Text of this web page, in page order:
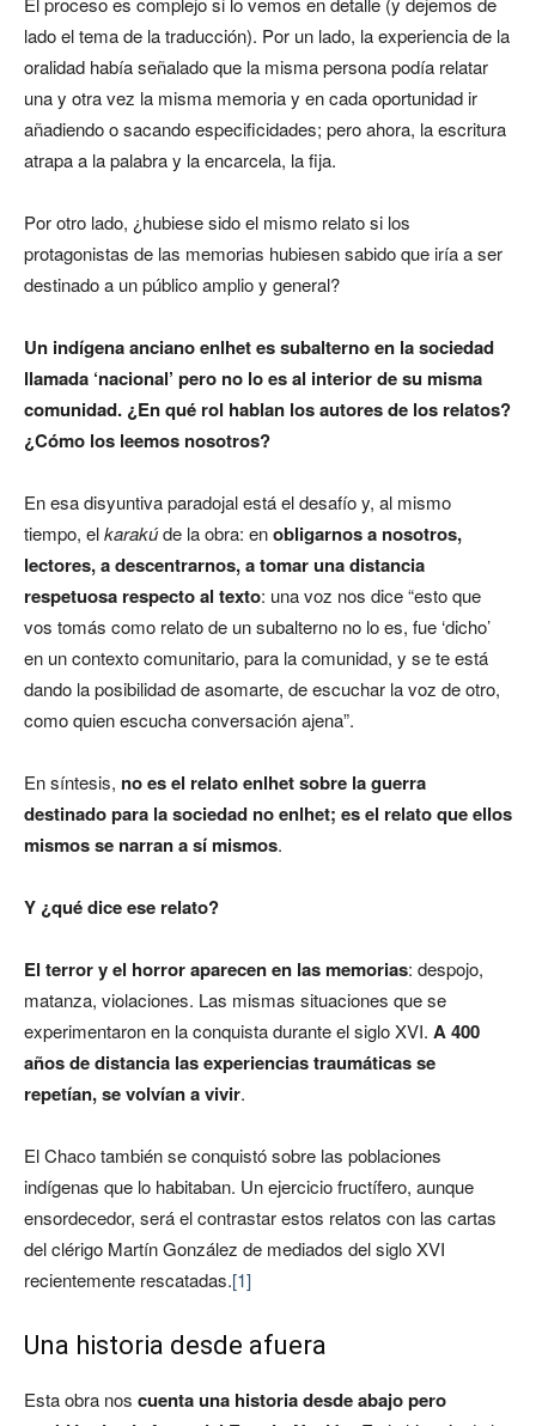
lado el tema de la traducción). Por un lado, la experiencia de la
oralidad había señalado que la misma persona podía relatar
una y otra vez la misma memoria y en cada oportunidad ir
añadiendo o sacando especificidades; pero ahora, la escritura
atrapa a la palabra y la encarcela, la fija.
Por otro lado, ¿hubiese sido el mismo relato si los
protagonistas de las memorias hubiesen sabido que iría a ser
destinado a un público amplio y general?
Un indígena anciano enlhet es subalterno en la sociedad
llamada ‘nacional’ pero no lo es al interior de su misma
comunidad. ¿En qué rol hablan los autores de los relatos?
¿Cómo los leemos nosotros?
En esa disyuntiva paradojal está el desafío y, al mismo
tiempo, elkarakúde la obra: enobligarnos a nosotros,
lectores, a descentrarnos, a tomar una distancia
respetuosa respecto al texto: una voz nos dice “esto que
vos tomás como relato de un subalterno no lo es, fue ‘dicho’
en un contexto comunitario, para la comunidad, y se te está
dando la posibilidad de asomarte, de escuchar la voz de otro,
como quien escucha conversación ajena”.
En síntesis, no es el relato enlhet sobre la guerra
destinado para la sociedad no enlhet; es el relato que ellos
mismos se narran a sí mismos.
Y ¿qué dice ese relato?
El terror y el horror aparecen en las memorias: despojo,
matanza, violaciones. Las mismas situaciones que se
experimentaron en la conquista durante el siglo XVI. A 400
años de distancia las experiencias traumáticas se
repetían, se volvían a vivir.
El Chaco también se conquistó sobre las poblaciones
indígenas que lo habitaban. Un ejercicio fructífero, aunque
ensordecedor, será el contrastar estos relatos con las cartas
del clérigo Martín González de mediados del siglo XVI
recientemente rescatadas.[1]
Una historia desde afuera
Esta obra nos cuenta una historia desde abajo pero